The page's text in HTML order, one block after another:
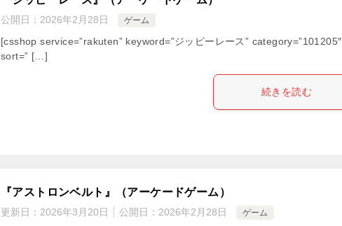
公開日： 2026年2月28日 ゲーム
[csshop service=”rakuten” keyword=”ジッピーレース” category=”101205″
sort=” […]
続きを読む
『アストロンベルト』（アーケードゲーム）
更新日： 2026年3月20日 公開日： 2026年2月28日 ゲーム